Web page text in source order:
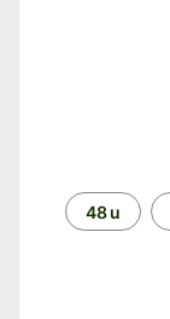
Periode48 u